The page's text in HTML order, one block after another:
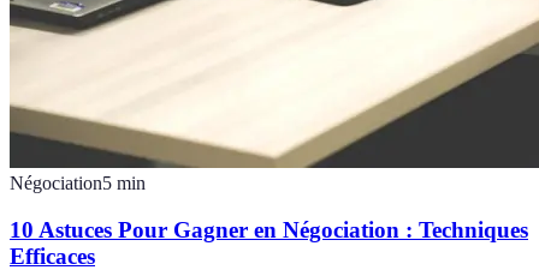
Négociation5 min
10 Astuces Pour Gagner en Négociation : Techniques
Efficaces